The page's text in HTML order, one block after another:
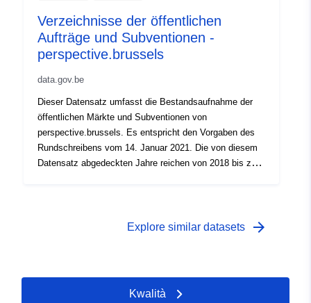
Verzeichnisse der öffentlichen
Aufträge und Subventionen -
perspective.brussels
data.gov.be
Dieser Datensatz umfasst die Bestandsaufnahme der
öffentlichen Märkte und Subventionen von
perspective.brussels. Es entspricht den Vorgaben des
Rundschreibens vom 14. Januar 2021. Die von diesem
Datensatz abgedeckten Jahre reichen von 2018 bis zum
Explore similar datasets arrow_forward
Kwalità